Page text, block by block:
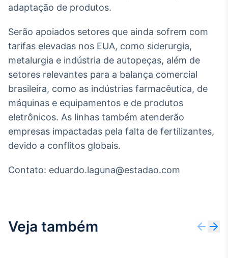
Tecnologia
Radar
Monitoramento
inteligente de
notícias e
conteúdos
Broadcast
Fundos
A melhor
plataforma para
analisar fundos
adaptação de produtos.
Serão apoiados setores que ainda sofrem com
tarifas elevadas nos EUA, como siderurgia,
metalurgia e indústria de autopeças, além de
setores relevantes para a balança comercial
brasileira, como as indústrias farmacêutica, de
máquinas e equipamentos e de produtos
eletrônicos. As linhas também atenderão
empresas impactadas pela falta de fertilizantes,
devido a conflitos globais.
Contato: eduardo.laguna@estadao.com
Veja também